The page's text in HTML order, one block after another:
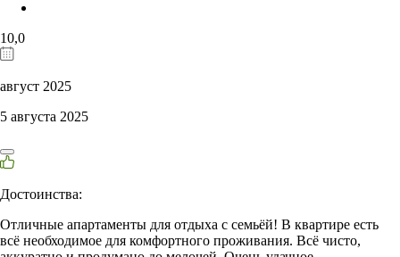
10,0
август 2025
5 августа 2025
Достоинства:
Отличные апартаменты для отдыха с семьёй! В квартире есть
всё необходимое для комфортного проживания. Всё чисто,